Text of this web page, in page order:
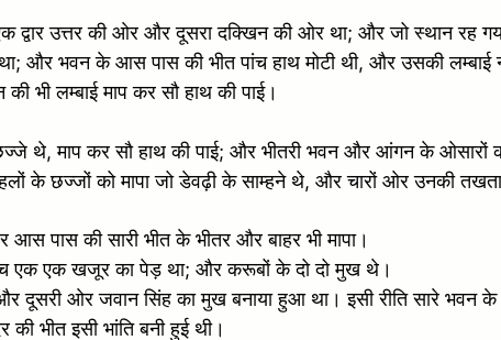
द्वार उत्तर की ओर और दूसरा दक्खिन की ओर था; और जो स्थान रह
और भवन के आस पास की भीत पांच हाथ मोटी थी, और उसकी लम्बाई
भी लम्बाई माप कर सौ हाथ की पाई।
थे, माप कर सौ हाथ की पाई; और भीतरी भवन और आंगन के ओसारों को
के छज्जों को मापा जो डेवढ़ी के साम्हने थे, और चारों ओर उनकी
पास की सारी भीत के भीतर और बाहर भी मापा।
एक खजूर का पेड़ था; और करूबों के दो दो मुख थे।
ओर जवान सिंह का मुख बनाया हुआ था। इसी रीति सारे भवन के
भीत इसी भांति बनी हुई थी।